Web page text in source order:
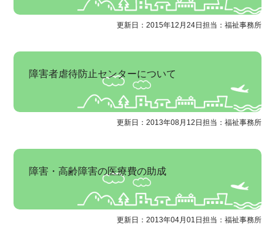
更新日：2015年12月24日 担当：福祉事務所
障害者虐待防止センターについて
更新日：2013年08月12日 担当：福祉事務所
障害・高齢障害の医療費の助成
更新日：2013年04月01日 担当：福祉事務所